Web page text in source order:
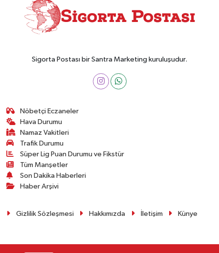
Sigorta Postası bir Santra Marketing kuruluşudur.
Nöbetçi Eczaneler
Hava Durumu
Namaz Vakitleri
Trafik Durumu
Süper Lig Puan Durumu ve Fikstür
Tüm Manşetler
Son Dakika Haberleri
Haber Arşivi
Gizlilik Sözleşmesi Hakkımızda İletişim Künye